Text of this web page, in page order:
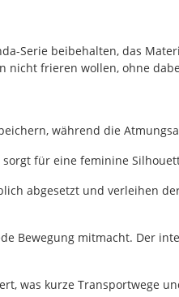
Serie beibehalten, das
frieren wollen, ohne
während die
für eine feminine
abgesetzt und verleihen
Bewegung mitmacht. Der
was kurze Transportwege